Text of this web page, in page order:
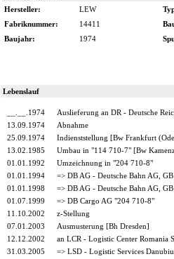
Hersteller:
LEW
Fabriknummer:
14411
Baujahr:
1974
Lebenslauf
__.__.1974
Auslieferung an DR - Deutsche
13.09.1974
Abnahme
25.09.1974
Indienststellung [Bw Frankfurt
13.02.1985
Umbau in "114 710-7" [Bw
01.01.1992
Umzeichnung in "204 710-8"
01.01.1994
=> DB AG - Deutsche Bahn AG,
01.01.1998
=> DB AG - Deutsche Bahn AG,
01.07.1999
=> DB Cargo AG "204 710-8"
11.10.2002
z-Stellung
07.01.2003
Ausmusterung [Bh Dresden]
12.12.2002
an LCR - Logistic Center Romania
31.03.2005
=> LSD - Logistic Services